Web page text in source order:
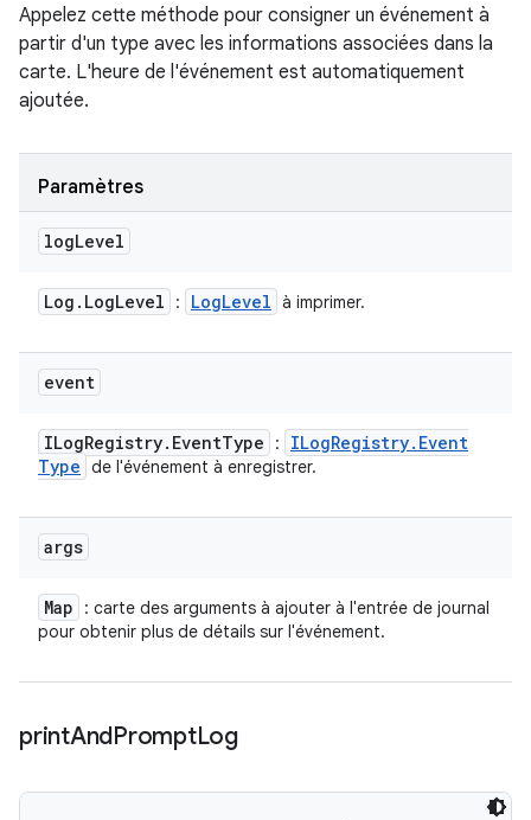
Appelez cette méthode pour consigner un événement à
partir d'un type avec les informations associées dans la
carte. L'heure de l'événement est automatiquement
ajoutée.
Paramètres
logLevel
Log . LogLevel : LogLevel à imprimer.
event
ILogRegistry. EventType : ILogRegistry. Event
Type de l'événement à enregistrer.
args
Map
: carte des arguments à ajouter à l'entrée de journal
pour obtenir plus de détails sur l'événement.
printAndPromptLog